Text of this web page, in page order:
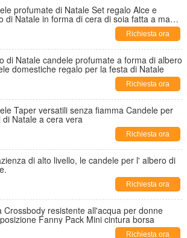
profumate di Natale Set regalo Alce e
di Natale in forma di cera di soia fatta a mano
Richiesta ora
di Natale candele profumate a forma di albero
domestiche regalo per la festa di Natale
Richiesta ora
Taper versatili senza fiamma Candele per
di Natale a cera vera
Richiesta ora
di alto livello, le candele per l' albero di
Richiesta ora
Crossbody resistente all'acqua per donne
Fanny Pack Mini cintura borsa
Richiesta ora